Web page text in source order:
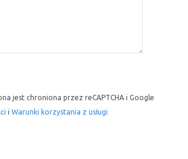
jest chroniona przez reCAPTCHA i Google
i Warunki korzystania z usługi